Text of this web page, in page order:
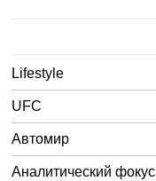
Lifestyle
UFC
Автомир
Аналитический фокус